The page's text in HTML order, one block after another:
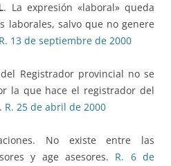
. La expresión «laboral» queda
laborales, salvo que no genere
R. 13 de septiembre de 2000
Registrador provincial no se
la que hace el registrador del
R. 25 de abril de 2000
No existe entre las
y age asesores. R. 6 de